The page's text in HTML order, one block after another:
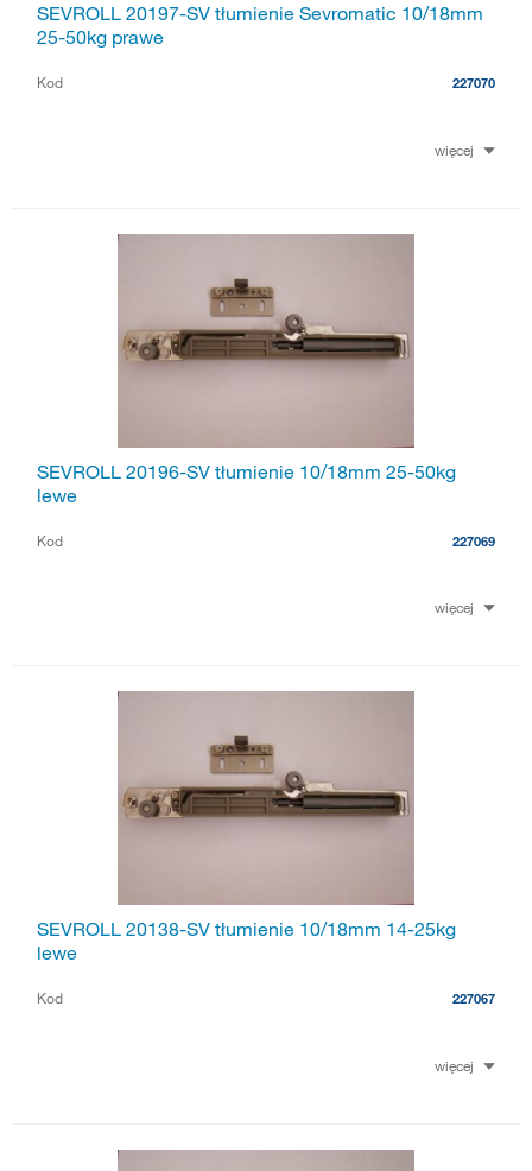
SEVROLL 20197-SV tłumienie Sevromatic 10/18mm
25-50kg prawe
Kod 227070
więcej
SEVROLL 20196-SV tłumienie 10/18mm 25-50kg
lewe
Kod 227069
więcej
SEVROLL 20138-SV tłumienie 10/18mm 14-25kg
lewe
Kod 227067
więcej